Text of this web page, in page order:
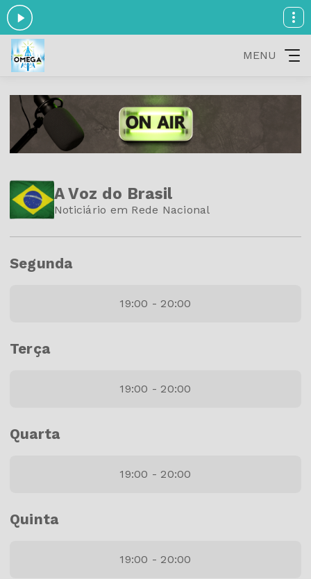
MENU
A Voz do Brasil
Noticiário em Rede Nacional
Segunda
19:00 - 20:00
Terça
19:00 - 20:00
Quarta
19:00 - 20:00
Quinta
19:00 - 20:00